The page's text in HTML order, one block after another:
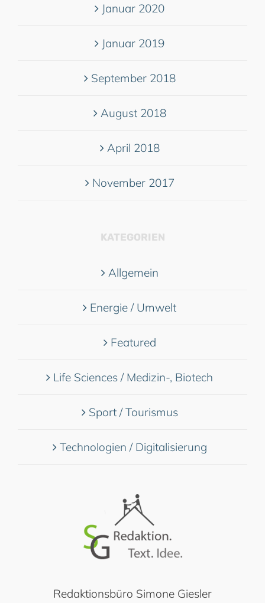
Januar 2020
Januar 2019
September 2018
August 2018
April 2018
November 2017
KATEGORIEN
Allgemein
Energie / Umwelt
Featured
Life Sciences / Medizin-, Biotech
Sport / Tourismus
Technologien / Digitalisierung
Redaktionsbüro Simone Giesler